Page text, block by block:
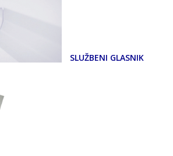
SLUŽBENI GLASNIK